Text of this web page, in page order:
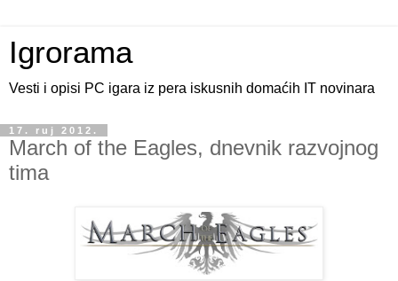
Igrorama
Vesti i opisi PC igara iz pera iskusnih domaćih IT novinara
17. ruj 2012.
March of the Eagles, dnevnik razvojnog
tima